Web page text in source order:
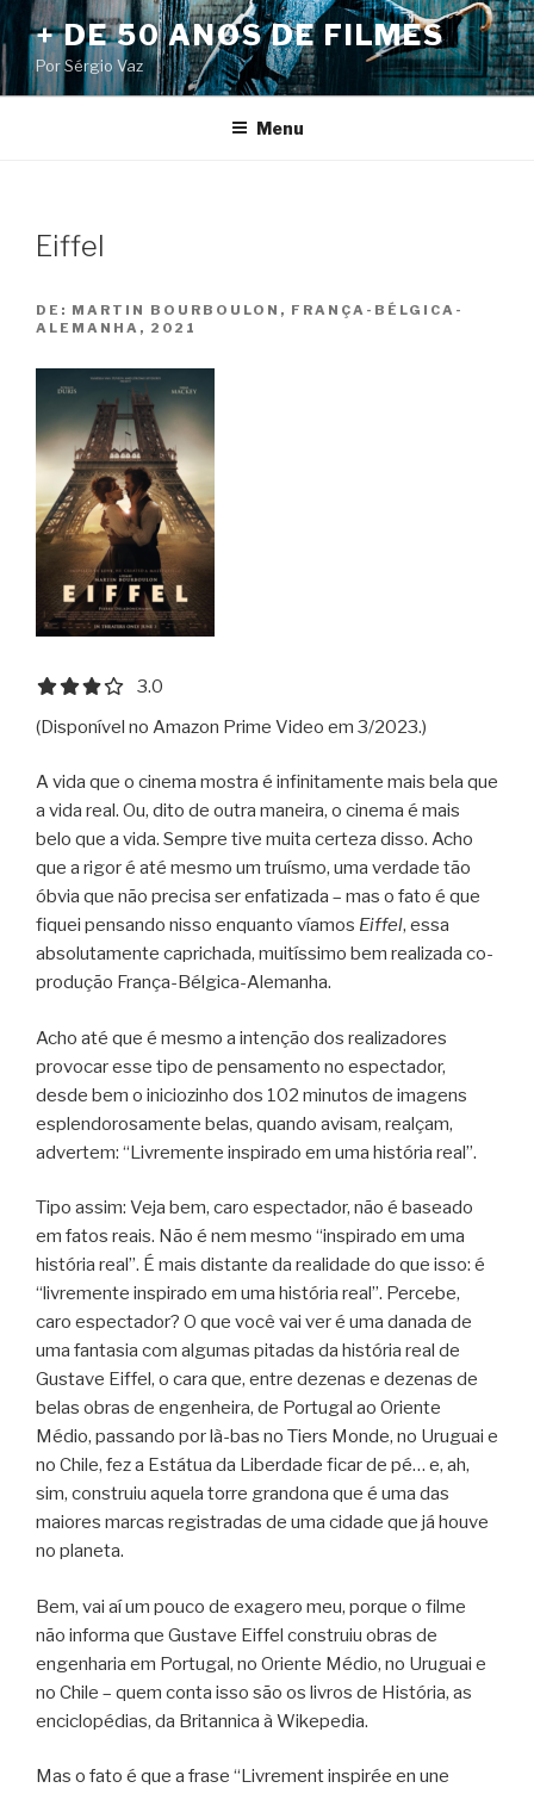
Pular
para
o
conteúdo
+ DE 50 ANOS DE FILMES
Por Sérgio Vaz
Menu
Eiffel
DE: MARTIN BOURBOULON, FRANÇA-BÉLGICA-
ALEMANHA, 2021
3.0 out of 5.0 stars
3.0
(Disponível no Amazon Prime Video em 3/2023.)
A vida que o cinema mostra é infinitamente mais bela que
a vida real. Ou, dito de outra maneira, o cinema é mais
belo que a vida. Sempre tive muita certeza disso. Acho
que a rigor é até mesmo um truísmo, uma verdade tão
óbvia que não precisa ser enfatizada – mas o fato é que
fiquei pensando nisso enquanto víamos Eiffel, essa
absolutamente caprichada, muitíssimo bem realizada co-
produção França-Bélgica-Alemanha.
Acho até que é mesmo a intenção dos realizadores
provocar esse tipo de pensamento no espectador,
desde bem o iniciozinho dos 102 minutos de imagens
esplendorosamente belas, quando avisam, realçam,
advertem: “Livremente inspirado em uma história real”.
Tipo assim: Veja bem, caro espectador, não é baseado
em fatos reais. Não é nem mesmo “inspirado em uma
história real”. É mais distante da realidade do que isso: é
“livremente inspirado em uma história real”. Percebe,
caro espectador? O que você vai ver é uma danada de
uma fantasia com algumas pitadas da história real de
Gustave Eiffel, o cara que, entre dezenas e dezenas de
belas obras de engenheira, de Portugal ao Oriente
Médio, passando por là-bas no Tiers Monde, no Uruguai e
no Chile, fez a Estátua da Liberdade ficar de pé… e, ah,
sim, construiu aquela torre grandona que é uma das
maiores marcas registradas de uma cidade que já houve
no planeta.
Bem, vai aí um pouco de exagero meu, porque o filme
não informa que Gustave Eiffel construiu obras de
engenharia em Portugal, no Oriente Médio, no Uruguai e
no Chile – quem conta isso são os livros de História, as
enciclopédias, da Britannica à Wikepedia.
Mas o fato é que a frase “Livrement inspirée en une